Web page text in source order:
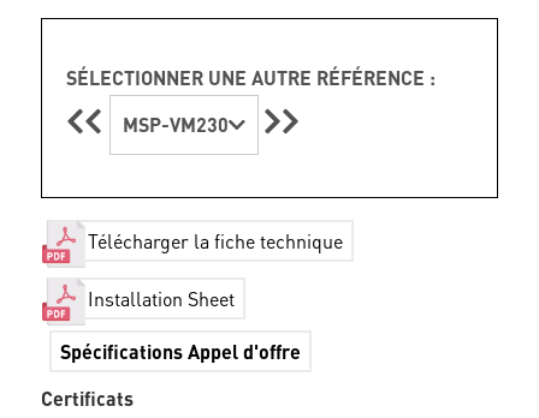
SÉLECTIONNER UNE AUTRE RÉFÉRENCE :
MSP-VM230
Télécharger la fiche technique
Installation Sheet
Spécifications Appel d'offre
Certificats